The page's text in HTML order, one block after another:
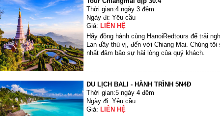
Thời gian:4 ngày 3 đêm
Ngày đi: Yêu cầu
Giá: LIÊN HỆ
Hãy đồng hành cùng HanoiRedtours để trải
Lan đầy thú vị, đến với Chiang Mai. Chúng
nhất đảm bảo sự hài lòng của quý khách.
DU LỊCH BALI - HÀNH TRÌNH 5N4Đ
Thời gian:5 ngày 4 đêm
Ngày đi: Yêu cầu
Giá: LIÊN HỆ